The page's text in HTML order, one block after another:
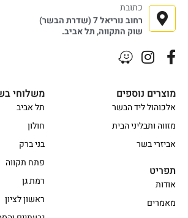
משלוחי
תל אביב
חולון
בני ברק
פתח תקווה
רמת גן
ראשון לציון
מוצרים נוספים
אלכוהול ליד הבשר
מזווה ותבליני הבית
אביזרי בשר
תפריט
אודות
מאמרים
כתובת
רחוב נוריאל 7 (שדרת הבשר)
שוק התקווה, תל אביב.